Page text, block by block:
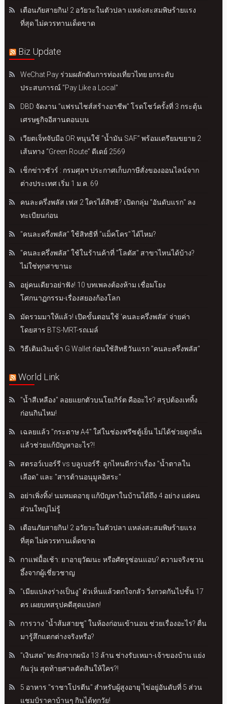
เตือนภัยสายกิน! 2 อวัยวะในตัวปลา แหล่งสะสมพิษร้ายแรง
ที่สุด ไม่ควรทานเด็ดขาด
Biz Update
WeChat Pay ร่วมผลักดันการท่องเที่ยวไทย ยกระดับ
ประสบการณ์ "Pay Like a Local"
DBD จัดงาน "แฟรนไชส์สร้างอาชีพ" โรดโชว์ครั้งที่ 3 กระตุ้น
เศรษฐกิจอีสานตอนบน
เวียตเจ็ทจับมือ OR หนุนใช้ “น้ำมัน SAF” พร้อมเตรียมขยาย 2
เส้นทาง “Green Route” ดีเดย์ 2569
เช็กข่าวชัวร์ : กรมศุลฯ ประกาศเก็บภาษีสั่งของออนไลน์จาก
ต่างประเทศ เริ่ม 1 ม.ค. 69
คนละครึ่งพลัส เฟส 2 ใครได้สิทธิ? เปิดกลุ่ม "อันดับแรก" ลง
ทะเบียนก่อน
"คนละครึ่งพลัส" ใช้สิทธิที่ "แม็คโคร" ได้ไหม?
"คนละครึ่งพลัส" ใช้ในร้านค้าที่ "โลตัส" สาขาไหนได้บ้าง?
ไม่ใช่ทุกสาขานะ
อยู่คนเดียวอย่าฟัง! 10 บทเพลงต้องห้าม เชื่อมโยง
โศกนาฏกรรม-เรื่องสยองก้องโลก
มัดรวมมาให้แล้ว! เปิดขั้นตอนใช้ 'คนละครึ่งพลัส' จ่ายค่า
โดยสาร BTS-MRT-รถเมล์
วิธีเติมเงินเข้า G Wallet ก่อนใช้สิทธิวันแรก "คนละครึ่งพลัส"
World Link
"น้ำสีเหลือง" ลอยแยกตัวบนโยเกิร์ต คืออะไร? สรุปต้องเททิ้ง
ก่อนกินไหม!
เฉลยแล้ว "กระดาษ A4" ใส่ในช่องฟรีซตู้เย็น ไม่ได้ช่วยดูกลิ่น
แล้วช่วยแก้ปัญหาอะไร?!
สตรอว์เบอร์รี vs บลูเบอร์รี: ลูกไหนดีกว่าเรื่อง "น้ำตาลใน
เลือด" และ "สารต้านอนุมูลอิสระ"
อย่าเพิ่งทิ้ง! นมหมดอายุ แก้ปัญหาในบ้านได้ถึง 4 อย่าง แต่คน
ส่วนใหญ่ไม่รู้
เตือนภัยสายกิน! 2 อวัยวะในตัวปลา แหล่งสะสมพิษร้ายแรง
ที่สุด ไม่ควรทานเด็ดขาด
กาแฟมื้อเช้า: ยาอายุวัฒนะ หรือศัตรูซ่อนแอบ? ความจริงชวน
อึ้งจากผู้เชี่ยวชาญ
"เมียแปลงร่างเป็นงู" ผัวเห็นแล้วตกใจกลัว วิ่งกวดกันไปชั้น 17
ตร.เผยบทสรุปคดีสุดแปลก!
การวาง "น้ำส้มสายชู" ในห้องก่อนเข้านอน ช่วยเรื่องอะไร? ตื่น
มารู้สึกแตกต่างจริงหรือ?
"เงินสด" ทะลักจากผนัง 13 ล้าน ช่างรับเหมา-เจ้าของบ้าน แย่ง
กันวุ่น สุดท้ายศาลตัดสินให้ใคร?!
5 อาหาร "ราชาโปรตีน" สำหรับผู้สูงอายุ ไข่อยู่อันดับที่ 5 ส่วน
แชมป์ราคาบ้านๆ กินได้ทุกวัย!